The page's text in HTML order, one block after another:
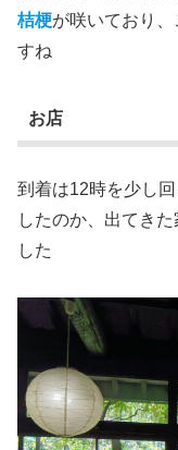
桔梗が咲いており
すね
お店
到着は12時を少し
したのか、出てき
した